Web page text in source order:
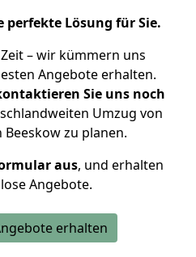
perfekte Lösung für Sie.
– wir kümmern uns
Angebote erhalten.
Sie uns noch
Umzug von
zu planen.
aus, und erhalten
Angebote.
erhalten